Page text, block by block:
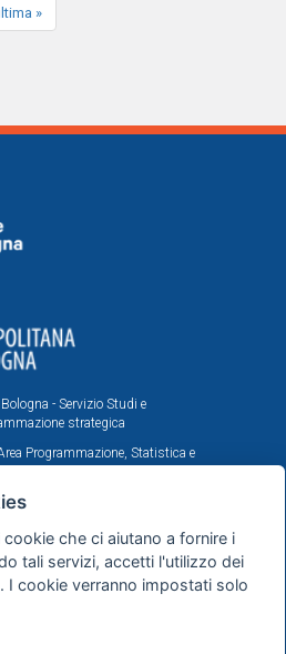
»
- Servizio Studi e
strategica
Programmazione, Statistica e
istituzionale fra Città
di Bologna in tema di statistica
sociali ed economiche.
che ci aiutano a fornire i
tali servizi, accetti l'utilizzo dei
I cookie verranno impostati solo